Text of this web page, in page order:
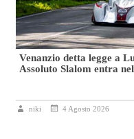
Venanzio detta legge a
Assoluto Slalom entra
niki 4 Agosto 2026